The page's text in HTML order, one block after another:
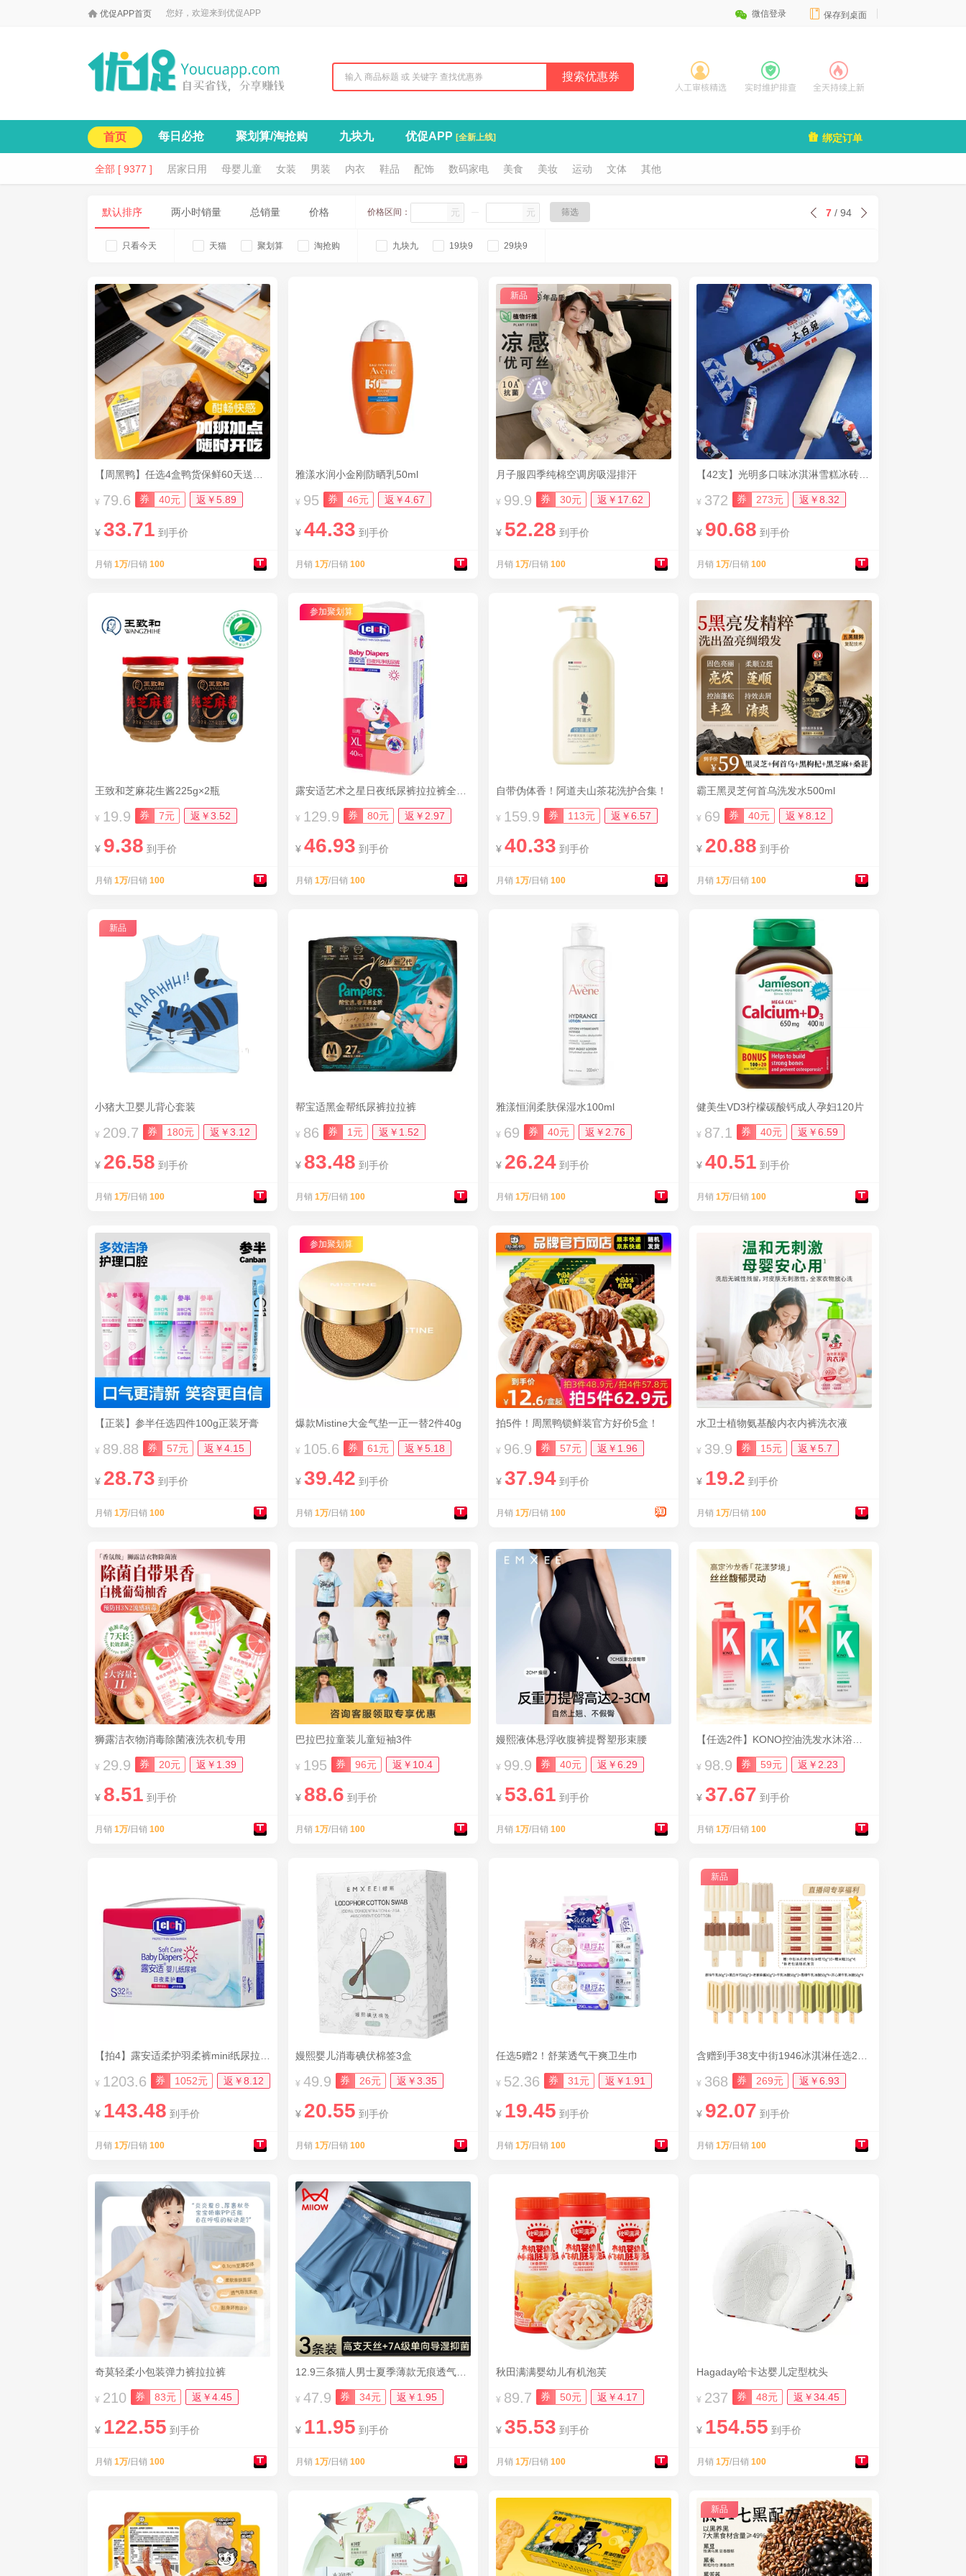
 优促APP首页 您好，欢迎来到优促APP  微信登录  保存到桌面
搜索优惠券
首页 每日必抢 聚划算/淘抢购 九块九 优促APP [全新上线]  绑定订单
全部 [ 9377 ] 居家日用 母婴儿童 女装 男装 内衣 鞋品 配饰 数码家电 美食 美妆 运动 文体 其他
默认排序 两小时销量 总销量 价格 价格区间： 元 元 筛选 7 / 94
只看今天 天猫 聚划算 淘抢购 九块九 19块9 29块9
¥ 79.6 券 40元 返￥5.89
¥ 33.71 到手价
月销 1万/日销 100
雅漾水润小金刚防晒乳50ml
¥ 95 券 46元 返￥4.67
¥ 44.33 到手价
月销 1万/日销 100
新品
月子服四季纯棉空调房吸湿排汗
¥ 99.9 券 30元 返￥17.62
¥ 52.28 到手价
月销 1万/日销 100
¥ 372 券 273元 返￥8.32
¥ 90.68 到手价
月销 1万/日销 100
王致和芝麻花生酱225g×2瓶
¥ 19.9 券 7元 返￥3.52
¥ 9.38 到手价
月销 1万/日销 100
参加聚划算
¥ 129.9 券 80元 返￥2.97
¥ 46.93 到手价
月销 1万/日销 100
自带伪体香！阿道夫山茶花洗护合集！
¥ 159.9 券 113元 返￥6.57
¥ 40.33 到手价
月销 1万/日销 100
霸王黑灵芝何首乌洗发水500ml
¥ 69 券 40元 返￥8.12
¥ 20.88 到手价
月销 1万/日销 100
新品
小猪大卫婴儿背心套装
¥ 209.7 券 180元 返￥3.12
¥ 26.58 到手价
月销 1万/日销 100
帮宝适黑金帮纸尿裤拉拉裤
¥ 86 券 1元 返￥1.52
¥ 83.48 到手价
月销 1万/日销 100
雅漾恒润柔肤保湿水100ml
¥ 69 券 40元 返￥2.76
¥ 26.24 到手价
月销 1万/日销 100
健美生VD3柠檬碳酸钙成人孕妇120片
¥ 87.1 券 40元 返￥6.59
¥ 40.51 到手价
月销 1万/日销 100
【正装】参半任选四件100g正装牙膏
¥ 89.88 券 57元 返￥4.15
¥ 28.73 到手价
月销 1万/日销 100
参加聚划算
爆款Mistine大金气垫一正一替2件40g
¥ 105.6 券 61元 返￥5.18
¥ 39.42 到手价
月销 1万/日销 100
拍5件！周黑鸭锁鲜装官方好价5盒！
¥ 96.9 券 57元 返￥1.96
¥ 37.94 到手价
月销 1万/日销 100
水卫士植物氨基酸内衣内裤洗衣液
¥ 39.9 券 15元 返￥5.7
¥ 19.2 到手价
月销 1万/日销 100
狮露洁衣物消毒除菌液洗衣机专用
¥ 29.9 券 20元 返￥1.39
¥ 8.51 到手价
月销 1万/日销 100
巴拉巴拉童装儿童短袖3件
¥ 195 券 96元 返￥10.4
¥ 88.6 到手价
月销 1万/日销 100
嫚熙液体悬浮收腹裤提臀塑形束腰
¥ 99.9 券 40元 返￥6.29
¥ 53.61 到手价
月销 1万/日销 100
¥ 98.9 券 59元 返￥2.23
¥ 37.67 到手价
月销 1万/日销 100
¥ 1203.6 券 1052元 返￥8.12
¥ 143.48 到手价
月销 1万/日销 100
嫚熙婴儿消毒碘伏棉签3盒
¥ 49.9 券 26元 返￥3.35
¥ 20.55 到手价
月销 1万/日销 100
任选5赠2！舒莱透气干爽卫生巾
¥ 52.36 券 31元 返￥1.91
¥ 19.45 到手价
月销 1万/日销 100
新品
¥ 368 券 269元 返￥6.93
¥ 92.07 到手价
月销 1万/日销 100
奇莫轻柔小包装弹力裤拉拉裤
¥ 210 券 83元 返￥4.45
¥ 122.55 到手价
月销 1万/日销 100
¥ 47.9 券 34元 返￥1.95
¥ 11.95 到手价
月销 1万/日销 100
秋田满满婴幼儿有机泡芙
¥ 89.7 券 50元 返￥4.17
¥ 35.53 到手价
月销 1万/日销 100
Hagaday哈卡达婴儿定型枕头
¥ 237 券 48元 返￥34.45
¥ 154.55 到手价
月销 1万/日销 100
新品